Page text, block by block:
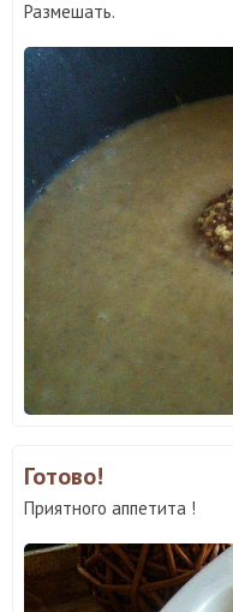
Размешать.
Готово!
Приятного аппетита !